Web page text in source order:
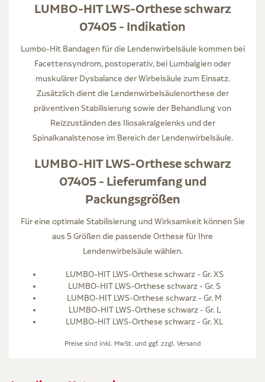
LUMBO-HIT LWS-Orthese schwarz
07405 - Indikation
Lumbo-Hit Bandagen für die Lendenwirbelsäule kommen bei
Facettensyndrom, postoperativ, bei Lumbalgien oder
muskulärer Dysbalance der Wirbelsäule zum Einsatz.
Zusätzlich dient die Lendenwirbelsäulenorthese der
präventiven Stabilisierung sowie der Behandlung von
Reizzuständen des Iliosakralgelenks und der
Spinalkanalstenose im Bereich der Lendenwirbelsäule.
LUMBO-HIT LWS-Orthese schwarz
07405 - Lieferumfang und
Packungsgrößen
Für eine optimale Stabilisierung und Wirksamkeit können Sie
aus 5 Größen die passende Orthese für Ihre
Lendenwirbelsäule wählen.
LUMBO-HIT LWS-Orthese schwarz - Gr. XS
LUMBO-HIT LWS-Orthese schwarz - Gr. S
LUMBO-HIT LWS-Orthese schwarz - Gr. M
LUMBO-HIT LWS-Orthese schwarz - Gr. L
LUMBO-HIT LWS-Orthese schwarz - Gr. XL
Preise sind inkl. MwSt. und ggf. zzgl. Versand